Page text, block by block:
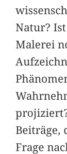
Natur?
Malerei
Beiträge,
Frage